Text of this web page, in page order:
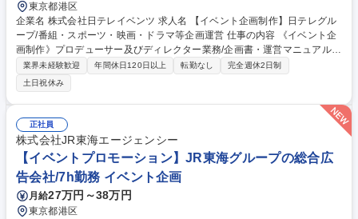
東京都港区
企業名 株式会社日テレイベンツ 求人名 【イベント企画制作】日テレグル
ープ/番組・スポーツ・映画・ドラマ等企画運営 仕事の内容 《イベント企
画制作》プロデューサー及びディレクター業務/企画書・運営マニュアル・
進行台本等の作成業務、会場手配、スケジュール進行管理、クライアン
ト・協力会社との折衝、本番運営、予算収支管理、 新規事業開発等イベン
トに係るあらゆる業務。 【魅力】展覧会、スポーツイベント、PRイベン
ト、エコイベント、展示会、各種式典など、幅広い分野のイベントに携わ
れます！様々な現場を経験し、スキル次第ではすぐに担当をお任せするこ
ともあります。 募集職種 【イベント企画制作】日テレグループ/番組・ス
ポーツ・映画・ドラマ等企画運営
業界未経験歓迎 年間休日120日以上 転勤なし
完全週休2日制
土日祝休み
正社員
株式会社JR東海エージェンシー
【イベントプロモーション】JR東海グループの総合広
告会社/7h勤務 イベント企画
月給27万円～38万円
東京都港区